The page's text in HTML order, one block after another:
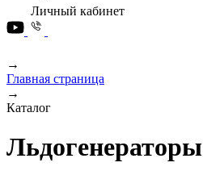
Личный кабинет
→
Главная страница
→
Каталог
Льдогенераторы